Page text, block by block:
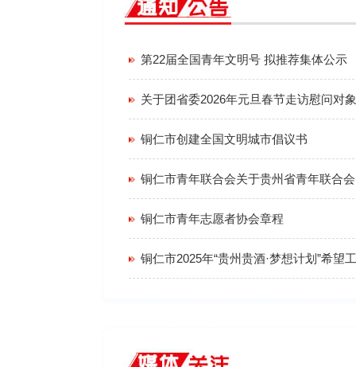
铜仁文旅服务的“
第22届全国青年文明号 拟推荐集体公示
关于团省委2026年元旦春节走访慰问对
铜仁市创建全国文明城市倡议书
铜仁市青年志愿者协会章程